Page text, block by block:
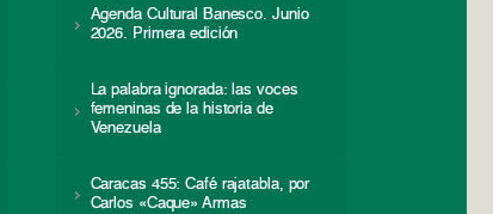
Agenda Cultural Banesco. Junio
2026. Primera edición
La palabra ignorada: las voces
femeninas de la historia de
Venezuela
Caracas 455: Café rajatabla, por
Carlos «Caque» Armas